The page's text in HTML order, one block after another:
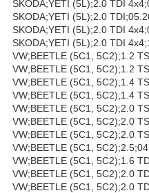
SKODA;YETI (5L);2.0 TDI
SKODA;YETI (5L);2.0
SKODA;YETI (5L);2.0 TDI
SKODA;YETI (5L);2.0 TDI
VW;BEETLE (5C1, 5C2);1.2
VW;BEETLE (5C1, 5C2);1.2
VW;BEETLE (5C1, 5C2);1.4
VW;BEETLE (5C1, 5C2);1.4
VW;BEETLE (5C1, 5C2);2.0
VW;BEETLE (5C1, 5C2);2.0
VW;BEETLE (5C1, 5C2);2.0
VW;BEETLE (5C1,
VW;BEETLE (5C1, 5C2);1.6
VW;BEETLE (5C1, 5C2);2.0
VW;BEETLE (5C1, 5C2);2.0